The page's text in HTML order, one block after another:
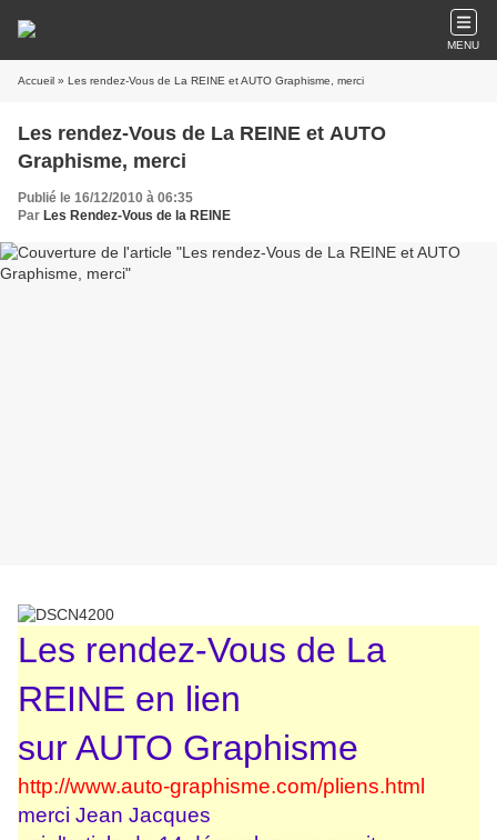
MENU
Accueil » Les rendez-Vous de La REINE et AUTO Graphisme, merci
Les rendez-Vous de La REINE et AUTO
Graphisme, merci
Publié le 16/12/2010 à 06:35
Par Les Rendez-Vous de la REINE
Les rendez-Vous de La
REINE en lien
sur AUTO Graphisme
http://www.auto-graphisme.com/pliens.html
merci Jean Jacques